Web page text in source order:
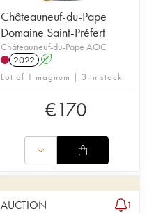
Châteauneuf-du-Pape
Domaine Saint-Préfert
Châteauneuf-du-Pape AOC
2022 A
Lot of 1 magnum | 3 in stock
€170
AUCTION 1